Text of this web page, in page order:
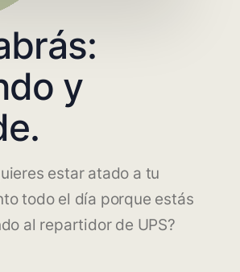
y
estar atado a tu
todo el día porque estás
al repartidor de UPS?